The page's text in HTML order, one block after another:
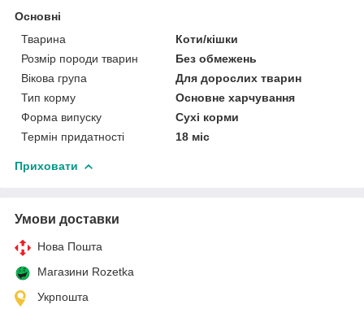
Основні
Тварина
Коти/кішки
Розмір породи тварин
Без обмежень
Вікова група
Для дорослих тварин
Тип корму
Основне харчування
Форма випуску
Сухі корми
Термін придатності
18 міс
Приховати
Умови доставки
Нова Пошта
Магазини Rozetka
Укрпошта